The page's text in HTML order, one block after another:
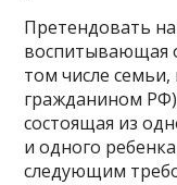
Претендовать
воспитывающая
том числе семьи,
гражданином
состоящая из
и одного
следующим